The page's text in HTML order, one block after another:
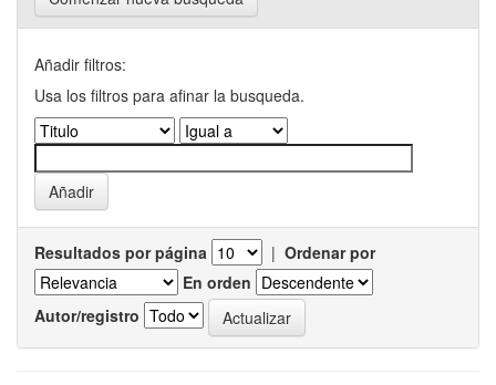
Añadir filtros:
Usa los filtros para afinar la busqueda.
Resultados por página | Ordenar por
En orden
Autor/registro